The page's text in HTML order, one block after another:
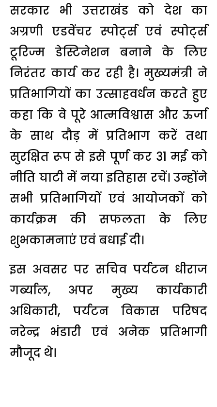
सरकार भी उत्तराखंड को देश का
अग्रणी एडवेंचर स्पोर्ट्स एवं स्पोर्ट्स
टूरिज्म डेस्टिनेशन बनाने के लिए
निरंतर कार्य कर रही है। मुख्यमंत्री ने
प्रतिभागियों का उत्साहवर्धन करते हुए
कहा कि वे पूरे आत्मविश्वास और ऊर्जा
के साथ दौड़ में प्रतिभाग करें तथा
सुरक्षित रूप से इसे पूर्ण कर 31 मई को
नीति घाटी में नया इतिहास रचें। उन्होंने
सभी प्रतिभागियों एवं आयोजकों को
कार्यक्रम की सफलता के लिए
शुभकामनाएं एवं बधाई दी।
इस अवसर पर सचिव पर्यटन धीराज
गर्ब्याल, अपर मुख्य कार्यकारी
अधिकारी, पर्यटन विकास परिषद
नरेन्द्र भंडारी एवं अनेक प्रतिभागी
मौजूद थे।